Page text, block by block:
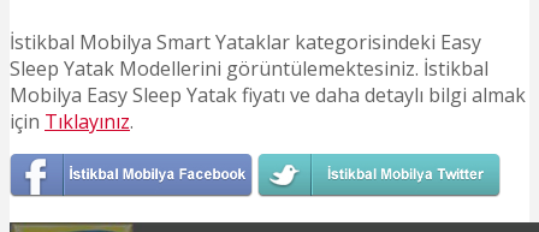
İstikbal Mobilya Smart Yataklar kategorisindeki Easy
Sleep Yatak Modellerini görüntülemektesiniz. İstikbal
Mobilya Easy Sleep Yatak fiyatı ve daha detaylı bilgi almak
için Tıklayınız.